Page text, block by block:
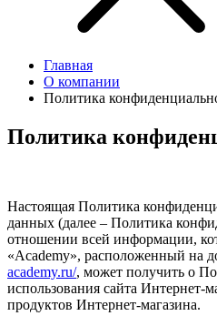
Главная
О компании
Политика
Политика
Настоящая Политика
данных (далее – Политика
отношении всей информации,
«Academy», расположенный на
academy.ru/, может получить о
использования сайта Интернет-
продуктов Интернет-магазина.